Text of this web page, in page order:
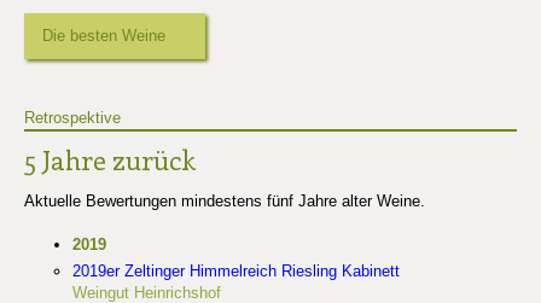
Die besten Weine
Retrospektive
5 Jahre zurück
Aktuelle Bewertungen mindestens fünf Jahre alter Weine.
2019
2019er Zeltinger Himmelreich Riesling Kabinett
Weingut Heinrichshof